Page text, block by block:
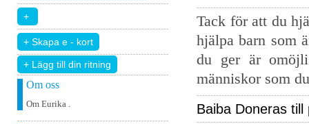
+ Lägg till din ritning
Om oss
Om Eurika .
Tack för att du
hjälpa barn som
du ger är
människor som
Baiba Doneras till